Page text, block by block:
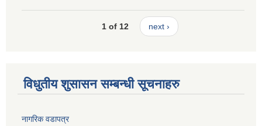
1 of 12 next ›
विधुतीय शुसासन सम्बन्धी सूचनाहरु
नागरिक वडापत्र